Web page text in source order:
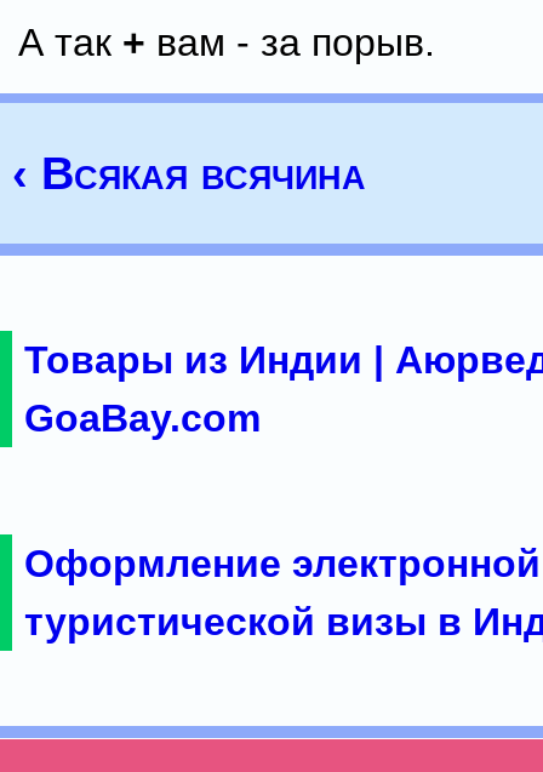
А так + вам - за порыв.
‹ Всякая всячина
Товары из Индии |
GoaBay.com
Оформление электронной
туристической визы в